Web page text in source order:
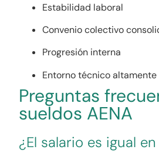
Estabilidad laboral
Convenio colectivo
Progresión interna
Entorno técnico
Preguntas
sueldos AENA
¿El salario es igual